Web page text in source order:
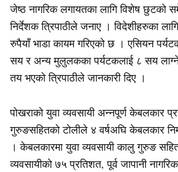
जेष्ठ नागरिक लगायतका लागि विशेष छुटको
निर्देशक त्रिपाठीले जनाए । विदेशीहरुका
रुपैयाँ भाडा कायम गरिएको छ । एसियन
सय र अन्य मुलुलकका पर्यटकलाई ८ सय
तय भएको त्रिपाठीले जानकारी दिए ।
पोखराको युवा व्यवसायी अन्नपूर्ण केबलकार
गुरुङसहितको टोलीले ४ वर्षअघि केबलकार
। केबलकारमा युवा व्यवसायी कालु गुरुङ
व्यवसायीको ७५ प्रतिशत, पूर्व जापानी नागरिक